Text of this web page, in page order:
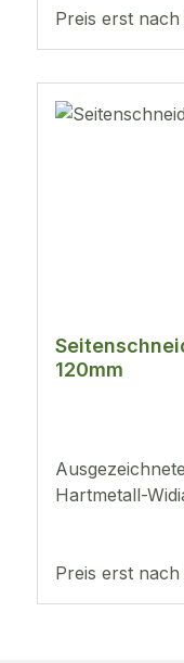
Preis erst
120mm
Hartmetall-
Preis erst